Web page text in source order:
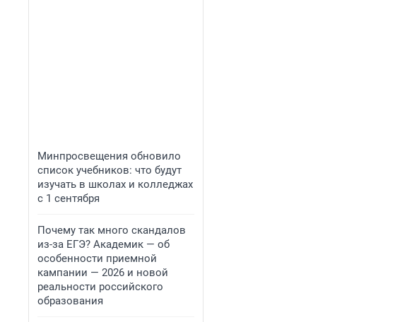
Минпросвещения обновило
список учебников: что будут
изучать в школах и колледжах
с 1 сентября
Почему так много скандалов
из-за ЕГЭ? Академик — об
особенности приемной
кампании — 2026 и новой
реальности российского
образования